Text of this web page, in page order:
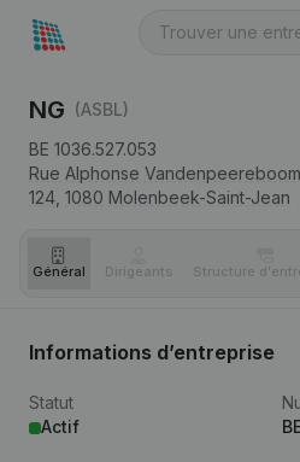
NG (ASBL)
BE 1036.527.053
Rue Alphonse Vandenpeereboom
124, 1080 Molenbeek-Saint-Jean
Général Dirigeants Structure
Informations d’entreprise
Statut
Actif